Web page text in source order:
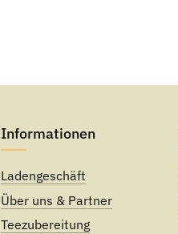
Informationen
Ladengeschäft
Über uns & Partner
Teezubereitung